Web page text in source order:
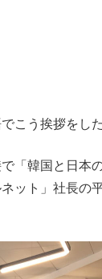
こう挨拶をし
「韓国と日本
ット」社長の